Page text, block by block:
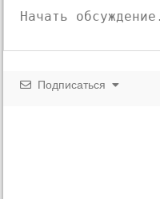
Подписаться